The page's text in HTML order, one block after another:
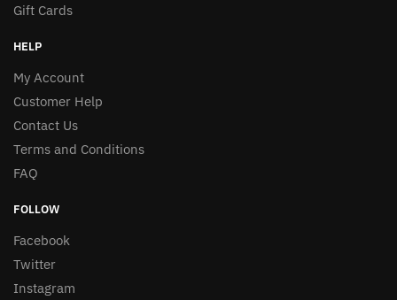
Gift Cards
HELP
My Account
Customer Help
Contact Us
Terms and Conditions
FAQ
FOLLOW
Facebook
Twitter
Instagram